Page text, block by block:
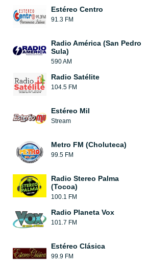
Estéreo Centro
91.3 FM
Radio América (San Pedro
Sula)
590 AM
Radio Satélite
104.5 FM
Estéreo Mil
Stream
Metro FM (Choluteca)
99.5 FM
Radio Stereo Palma
(Tocoa)
100.1 FM
Radio Planeta Vox
101.7 FM
Estéreo Clásica
99.9 FM